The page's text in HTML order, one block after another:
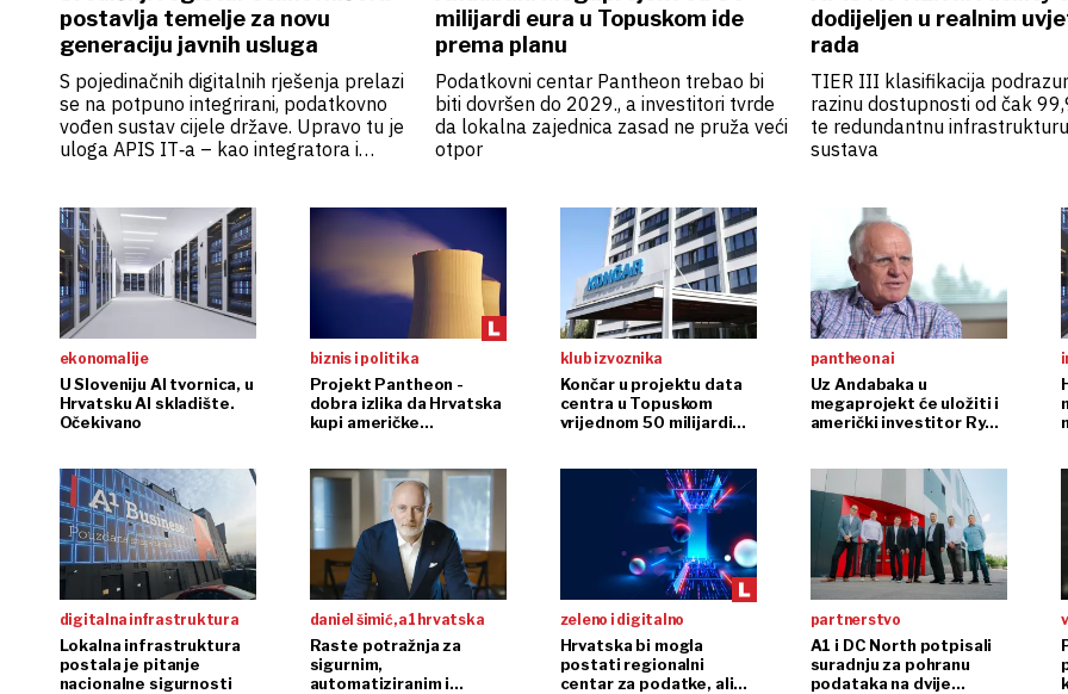
postavlja temelje za novu
generaciju javnih usluga
S pojedinačnih digitalnih rješenja prelazi
se na potpuno integrirani, podatkovno
vođen sustav cijele države. Upravo tu je
uloga APIS IT‑a – kao integratora i
milijardi eura u Topuskom ide
prema planu
Podatkovni centar Pantheon trebao bi
biti dovršen do 2029., a investitori tvrde
da lokalna zajednica zasad ne pruža veći
otpor
dodijeljen u realnim
rada
TIER III klasifikacija
razinu dostupnosti od čak
te redundantnu
sustava
ekonomalije
U Sloveniju AI tvornica, u
Hrvatsku AI skladište.
Očekivano
biznis i politika
Projekt Pantheon -
dobra izlika da Hrvatska
kupi američke
klub izvoznika
Končar u projektu data
centra u Topuskom
vrijednom 50 milijardi
pantheon ai
Uz Andabaka u
megaprojekt će uložiti i
američki investitor Ryan
digitalna infrastruktura
Lokalna infrastruktura
postala je pitanje
nacionalne sigurnosti
daniel šimić, a1 hrvatska
Raste potražnja za
sigurnim,
automatiziranim i
zeleno i digitalno
Hrvatska bi mogla
postati regionalni
centar za podatke, ali…
partnerstvo
A1 i DC North potpisali
suradnju za pohranu
podataka na dvije